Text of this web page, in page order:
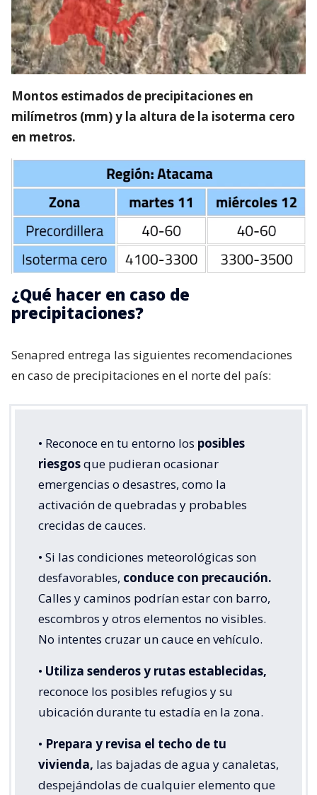
Montos estimados de precipitaciones en
milímetros (mm) y la altura de la isoterma cero
en metros.
¿Qué hacer en caso de
precipitaciones?
Senapred entrega las siguientes recomendaciones
en caso de precipitaciones en el norte del país:
• Reconoce en tu entorno los posibles
riesgosque pudieran ocasionar
emergencias o desastres, como la
activación de quebradas y probables
crecidas de cauces.
• Si las condiciones meteorológicas son
desfavorables, conduce con precaución.
Calles y caminos podrían estar con barro,
escombros y otros elementos no visibles.
No intentes cruzar un cauce en vehículo.
• Utiliza senderos y rutas establecidas,
reconoce los posibles refugios y su
ubicación durante tu estadía en la zona.
• Prepara y revisa el techo de tu
vivienda, las bajadas de agua y canaletas,
despejándolas de cualquier elemento que